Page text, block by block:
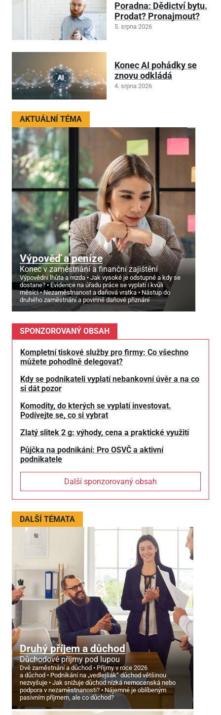
Poradna: Dědictví bytu.
Prodat? Pronajmout?
5. srpna 2026
Konec AI pohádky se
znovu odkládá
4. srpna 2026
AKTUÁLNÍ TÉMA
Výpověď a peníze
Konec v zaměstnání a finanční zajištění
Výpovědní lhůta a mzda
Jak vysoké je odstupné a kdy se
dostane?
Evidence na úřadu práce se vyplatí i kvůli
měsíci
Nezaměstnanost a daňová vratka
Nástup do
druhého zaměstnání a povinné daňové přiznání
SPONZOROVANÝ OBSAH
Kompletní tiskové služby pro firmy: Co všechno
můžete pohodlně delegovat?
Kdy se podnikateli vyplatí nebankovní úvěr a na co
si dát pozor
Komodity, do kterých se vyplatí investovat.
Podívejte se, co si vybrat
Zlatý slitek 2 g: výhody, cena a praktické využití
Půjčka na podnikání: Pro OSVČ a aktivní
podnikatele
Další sponzorovaný obsah
DALŠÍ TÉMATA
Druhý příjem a důchod
Důchodové příjmy pod lupou
Dvě zaměstnání a důchod
Příjmy v roce 2026
a důchod
Podnikání na „vedlejšák“ důchod většinou
nezvyšuje
Jak snižuje důchod nízká nemocenská nebo
podpora v nezaměstnanosti?
Nájemné je oblíbeným
pasivním příjmem, ale co důchod?